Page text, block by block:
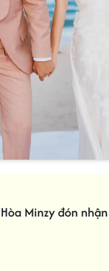
Hòa Minzy đón